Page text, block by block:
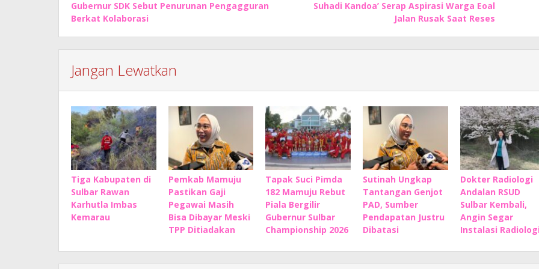
pos
Gubernur SDK Sebut Penurunan Pengagguran
Berkat Kolaborasi
Suhadi Kandoa’ Serap Aspirasi Warga Eoal
Jalan Rusak Saat Reses
Jangan Lewatkan
Tiga Kabupaten di
Sulbar Rawan
Karhutla Imbas
Kemarau
Pemkab Mamuju
Pastikan Gaji
Pegawai Masih
Bisa Dibayar Meski
TPP Ditiadakan
Tapak Suci Pimda
182 Mamuju Rebut
Piala Bergilir
Gubernur Sulbar
Championship 2026
Sutinah Ungkap
Tantangan Genjot
PAD, Sumber
Pendapatan Justru
Dibatasi
Dokter Radiologi
Andalan RSUD
Sulbar Kembali,
Angin Segar
Instalasi